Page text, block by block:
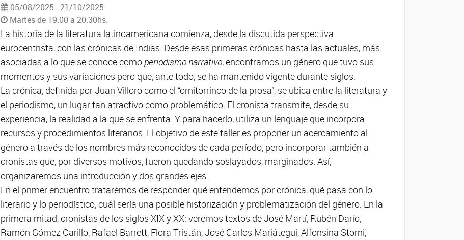
05/08/2025 - 21/10/2025
Martes de 19:00 a 20:30hs.
La historia de la literatura latinoamericana comienza, desde la discutida perspectiva
eurocentrista, con las crónicas de Indias. Desde esas primeras crónicas hasta las actuales, más
asociadas a lo que se conoce comoperiodismo narrativo, encontramos un género que tuvo sus
momentos y sus variaciones pero que, ante todo, se ha mantenido vigente durante siglos.
La crónica, definida por Juan Villoro como el “ornitorrinco de la prosa”, se ubica entre la literatura y
el periodismo, un lugar tan atractivo como problemático. El cronista transmite, desde su
experiencia, la realidad a la que se enfrenta. Y para hacerlo, utiliza un lenguaje que incorpora
recursos y procedimientos literarios. El objetivo de este taller es proponer un acercamiento al
género a través de los nombres más reconocidos de cada período, pero incorporar también a
cronistas que, por diversos motivos, fueron quedando soslayados, marginados. Así,
organizaremos una introducción y dos grandes ejes.
En el primer encuentro trataremos de responder qué entendemos por crónica, qué pasa con lo
literario y lo periodístico, cuál sería una posible historización y problematización del género. En la
primera mitad, cronistas de los siglos XIX y XX: veremos textos de José Martí, Rubén Darío,
Ramón Gómez Carillo, Rafael Barrett, Flora Tristán, José Carlos Mariátegui, Alfonsina Storni,